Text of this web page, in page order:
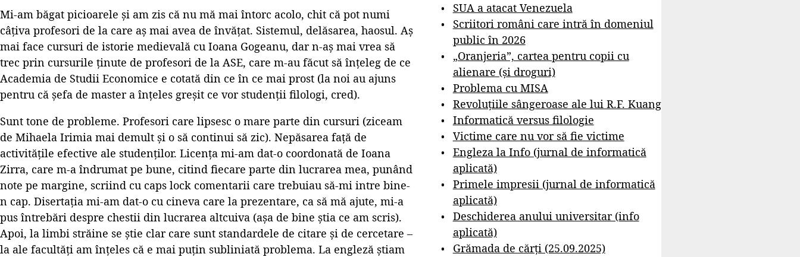
Mi-am băgat picioarele și am zis că nu mă mai întorc acolo, chit că pot numi
câțiva profesori de la care aș mai avea de învățat. Sistemul, delăsarea, haosul. Aș
mai face cursuri de istorie medievală cu Ioana Gogeanu, dar n-aș mai vrea să
trec prin cursurile ținute de profesori de la ASE, care m-au făcut să înțeleg de ce
Academia de Studii Economice e cotată din ce în ce mai prost (la noi au ajuns
pentru că șefa de master a înțeles greșit ce vor studenții filologi, cred).
Sunt tone de probleme. Profesori care lipsesc o mare parte din cursuri (ziceam
de Mihaela Irimia mai demult și o să continui să zic). Nepăsarea față de
activitățile efective ale studenților. Licența mi-am dat-o coordonată de Ioana
Zirra, care m-a îndrumat pe bune, citind fiecare parte din lucrarea mea, punând
note pe margine, scriind cu caps lock comentarii care trebuiau să-mi intre bine-
n cap. Disertația mi-am dat-o cu cineva care la prezentare, ca să mă ajute, mi-a
pus întrebări despre chestii din lucrarea altcuiva (așa de bine știa ce am scris).
Apoi, la limbi străine se știe clar care sunt standardele de citare și de cercetare –
la ale facultăți am înțeles că e mai puțin subliniată problema. La engleză știam
SUA a atacat Venezuela
Scriitori români care intră în domeniul
public în 2026
„Oranjeria”, cartea pentru copii cu
alienare (și droguri)
Problema cu MISA
Revoluțiile sângeroase ale lui R.F. Kuang
Informatică versus filologie
Victime care nu vor să fie victime
Engleza la Info (jurnal de informatică
aplicată)
Primele impresii (jurnal de informatică
aplicată)
Deschiderea anului universitar (info
aplicată)
Grămada de cărți (25.09.2025)